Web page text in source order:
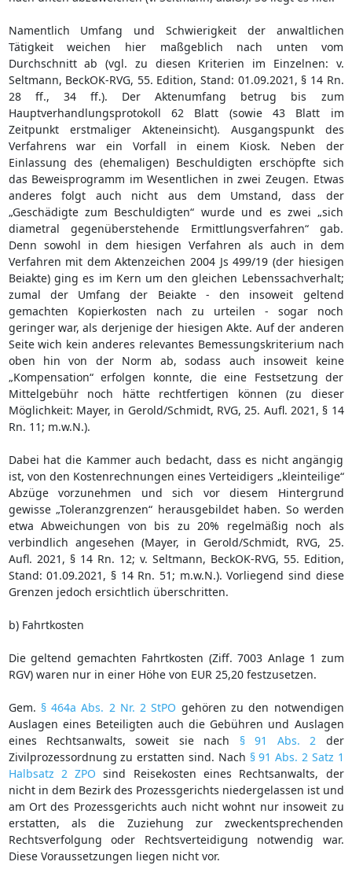
Namentlich Umfang und Schwierigkeit der anwaltlichen
Tätigkeit weichen hier maßgeblich nach unten vom
Durchschnitt ab (vgl. zu diesen Kriterien im Einzelnen: v.
Seltmann, BeckOK-RVG, 55. Edition, Stand: 01.09.2021, § 14 Rn.
28 ff., 34 ff.). Der Aktenumfang betrug bis zum
Hauptverhandlungsprotokoll 62 Blatt (sowie 43 Blatt im
Zeitpunkt erstmaliger Akteneinsicht). Ausgangspunkt des
Verfahrens war ein Vorfall in einem Kiosk. Neben der
Einlassung des (ehemaligen) Beschuldigten erschöpfte sich
das Beweisprogramm im Wesentlichen in zwei Zeugen. Etwas
anderes folgt auch nicht aus dem Umstand, dass der
„Geschädigte zum Beschuldigten“ wurde und es zwei „sich
diametral gegenüberstehende Ermittlungsverfahren“ gab.
Denn sowohl in dem hiesigen Verfahren als auch in dem
Verfahren mit dem Aktenzeichen 2004 Js 499/19 (der hiesigen
Beiakte) ging es im Kern um den gleichen Lebenssachverhalt;
zumal der Umfang der Beiakte - den insoweit geltend
gemachten Kopierkosten nach zu urteilen - sogar noch
geringer war, als derjenige der hiesigen Akte. Auf der anderen
Seite wich kein anderes relevantes Bemessungskriterium nach
oben hin von der Norm ab, sodass auch insoweit keine
„Kompensation“ erfolgen konnte, die eine Festsetzung der
Mittelgebühr noch hätte rechtfertigen können (zu dieser
Möglichkeit: Mayer, in Gerold/Schmidt, RVG, 25. Aufl. 2021, § 14
Rn. 11; m.w.N.).
Dabei hat die Kammer auch bedacht, dass es nicht angängig
ist, von den Kostenrechnungen eines Verteidigers „kleinteilige“
Abzüge vorzunehmen und sich vor diesem Hintergrund
gewisse „Toleranzgrenzen“ herausgebildet haben. So werden
etwa Abweichungen von bis zu 20% regelmäßig noch als
verbindlich angesehen (Mayer, in Gerold/Schmidt, RVG, 25.
Aufl. 2021, § 14 Rn. 12; v. Seltmann, BeckOK-RVG, 55. Edition,
Stand: 01.09.2021, § 14 Rn. 51; m.w.N.). Vorliegend sind diese
Grenzen jedoch ersichtlich überschritten.
b) Fahrtkosten
Die geltend gemachten Fahrtkosten (Ziff. 7003 Anlage 1 zum
RGV) waren nur in einer Höhe von EUR 25,20 festzusetzen.
Gem. § 464a Abs. 2 Nr. 2 StPO gehören zu den notwendigen
Auslagen eines Beteiligten auch die Gebühren und Auslagen
eines Rechtsanwalts, soweit sie nach § 91 Abs. 2 der
Zivilprozessordnung zu erstatten sind. Nach § 91 Abs. 2 Satz 1
Halbsatz 2 ZPO sind Reisekosten eines Rechtsanwalts, der
nicht in dem Bezirk des Prozessgerichts niedergelassen ist und
am Ort des Prozessgerichts auch nicht wohnt nur insoweit zu
erstatten, als die Zuziehung zur zweckentsprechenden
Rechtsverfolgung oder Rechtsverteidigung notwendig war.
Diese Voraussetzungen liegen nicht vor.